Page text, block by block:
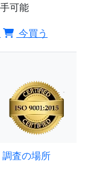
可能
今買う
調査の場所